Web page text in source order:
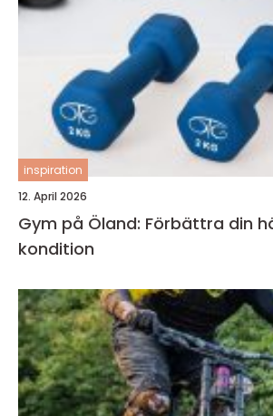
inspiration
12. April 2026
Gym på Öland: Förbättra din
kondition